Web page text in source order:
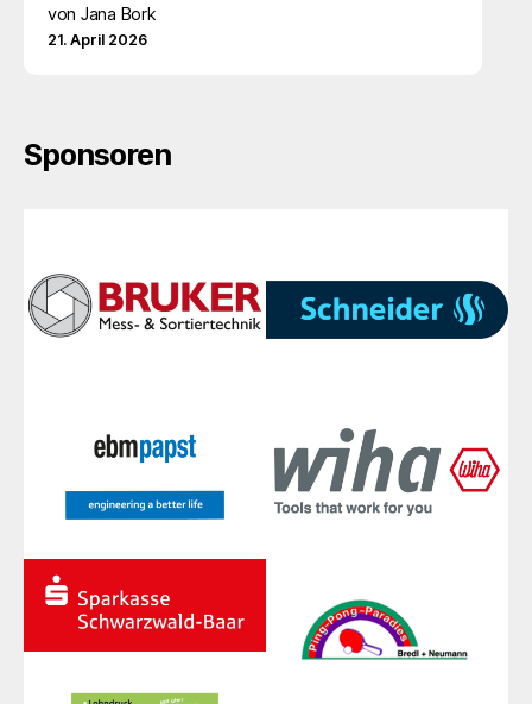
von Jana Bork
21. April 2026
Sponsoren